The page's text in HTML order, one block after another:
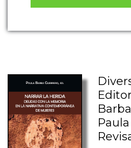
Paula